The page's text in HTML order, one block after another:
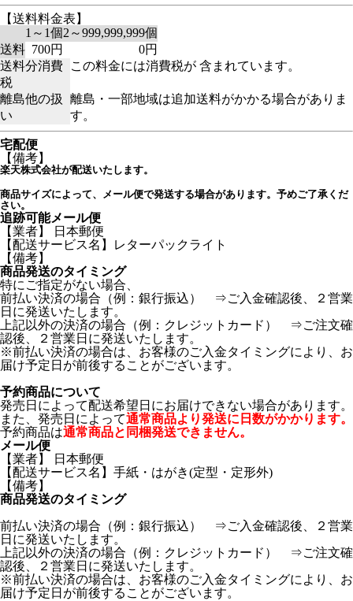
【送料料金表】
1～1個2～999,999,999個
送料 700円
0円
送料分消費
税
この料金には消費税が 含まれています。
離島他の扱
い
離島・一部地域は追加送料がかかる場合がありま
す。
宅配便
【備考】
楽天株式会社が配送いたします。
商品サイズによって、メール便で発送する場合があります。予めご了承くだ
さい。
追跡可能メール便
【業者】 日本郵便
【配送サービス名】レターパックライト
【備考】
商品発送のタイミング
特にご指定がない場合、
前払い決済の場合（例：銀行振込） ⇒ご入金確認後、２営業
日に発送いたします。
上記以外の決済の場合（例：クレジットカード） ⇒ご注文確
認後、２営業日に発送いたします。
※前払い決済の場合は、お客様のご入金タイミングにより、お
届け予定日が前後することがございます。
予約商品について
発売日によって配送希望日にお届けできない場合があります。
また、発売日によって通常商品より発送に日数がかかります。
予約商品は通常商品と同梱発送できません。
メール便
【業者】 日本郵便
【配送サービス名】手紙・はがき(定型・定形外)
【備考】
商品発送のタイミング
前払い決済の場合（例：銀行振込） ⇒ご入金確認後、２営業
日に発送いたします。
上記以外の決済の場合（例：クレジットカード） ⇒ご注文確
認後、２営業日に発送いたします。
※前払い決済の場合は、お客様のご入金タイミングにより、お
届け予定日が前後することがございます。